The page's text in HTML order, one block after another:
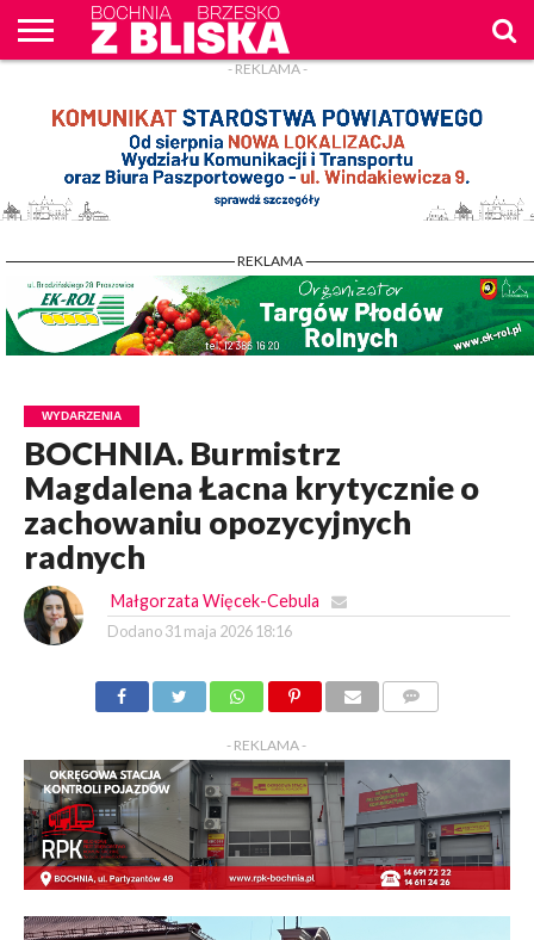
WPROST
REKLAM
- REKLAMA -
- REKLAMA -
WYDARZENIA
BOCHNIA. Burmistrz
Magdalena Łacna krytycznie o
zachowaniu opozycyjnych
radnych
Małgorzata Więcek-Cebula
Dodano 31 maja 2026 18:16
- REKLAMA -